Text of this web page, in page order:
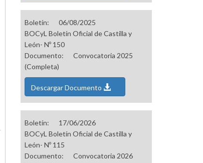
Boletín:
06/08/2025
BOCyL Boletín Oficial de Castilla y
León- Nº 150
Documento:
Convocatoria 2025
(Completa)
Descargar Documento
Boletín:
17/06/2026
BOCyL Boletín Oficial de Castilla y
León- Nº 115
Documento:
Convocatoria 2026